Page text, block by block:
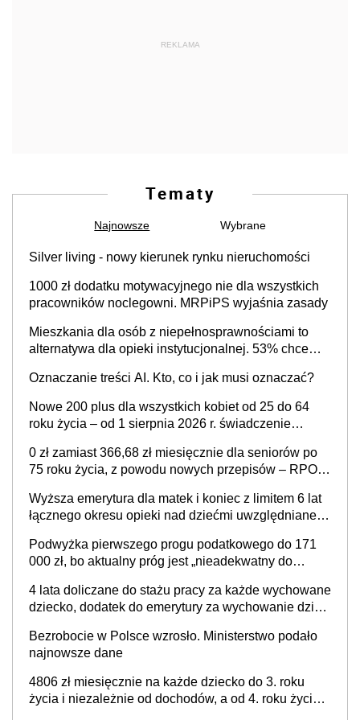
REKLAMA
Tematy
Najnowsze Wybrane
Silver living - nowy kierunek rynku nieruchomości
1000 zł dodatku motywacyjnego nie dla wszystkich
pracowników noclegowni. MRPiPS wyjaśnia zasady
Mieszkania dla osób z niepełnosprawnościami to
alternatywa dla opieki instytucjonalnej. 53% chce
Oznaczanie treści AI. Kto, co i jak musi oznaczać?
Nowe 200 plus dla wszystkich kobiet od 25 do 64
roku życia – od 1 sierpnia 2026 r. świadczenie
0 zł zamiast 366,68 zł miesięcznie dla seniorów po
75 roku życia, z powodu nowych przepisów – RPO
Wyższa emerytura dla matek i koniec z limitem 6 lat
łącznego okresu opieki nad dziećmi uwzględnianego
już w Ministerstwie Rodziny, Pracy i Polityki
Społecznej
Podwyżka pierwszego progu podatkowego do 171
000 zł, bo aktualny próg jest „nieadekwatny do
4 lata doliczane do stażu pracy za każde wychowane
dziecko, dodatek do emerytury za wychowanie dzieci
stanowisko sejmowej komisji
Bezrobocie w Polsce wzrosło. Ministerstwo podało
najnowsze dane
4806 zł miesięcznie na każde dziecko do 3. roku
życia i niezależnie od dochodów, a od 4. roku życia